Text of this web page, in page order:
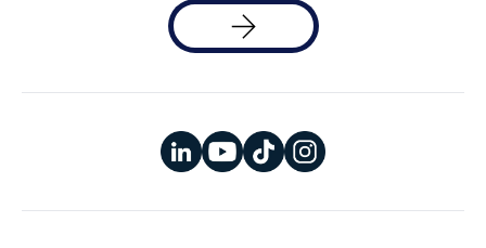
Solicita
una
demo